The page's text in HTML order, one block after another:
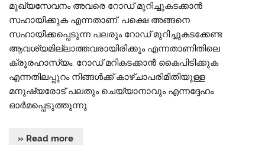
മുഖ്യസേവനം അവരെ റോഡ് മുറിച്ചുകടക്കാൻ
സഹായിക്കുക എന്നതാണ്. പക്ഷെ അങ്ങനെ
സഹായിക്കപ്പെടുന്ന പലരും റോഡ് മുറിച്ചുകടക്കേണ്ട
ആവശ്യമില്ലാത്തവരായിരിക്കും എന്നതാണിതിലെ
ക്രൂരഹാസ്യം. റോഡ് മറികടക്കാൻ കൈപിടിക്കുക
എന്നതിലപ്പുറം നിങ്ങൾക്ക് കാഴ്‌ചാപരിമിതിയുള്ള
മനുഷ്യരോട് പലതും ചെയ്യാനാവും എന്നദ്ദേഹം
ഓർമപ്പെടുത്തുന്നു.
» Read more